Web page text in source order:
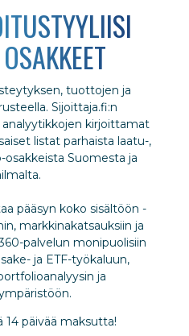
tuottojen ja
Sijoittaja.fi:n
kirjoittamat
listat parhaista laatu-,
osakkeista Suomesta ja
pääsyn koko sisältöön -
markkinakatsauksiin ja
palvelun monipuolisiin
ja ETF-työkaluun,
ja
14 päivää maksutta!